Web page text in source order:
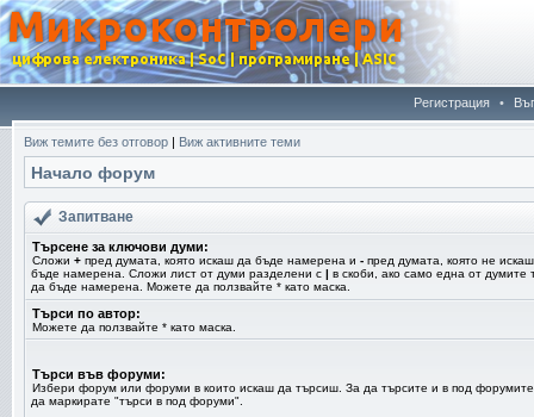
Регистрация •
Виж темите без отговор | Виж активните теми
Начало форум
Запитване
Търсене за ключови думи:
Сложи + пред думата, която искаш да бъде намерена и - пред думата, която не
бъде намерена. Сложи лист от думи разделени с | в скоби, ако само една от думите
да бъде намерена. Можете да ползвайте * като маска.
Търси по автор:
Можете да ползвайте * като маска.
Търси във форуми:
Избери форум или форуми в които искаш да търсиш. За да търсите и в под форумите
да маркирате "търси в под форуми".